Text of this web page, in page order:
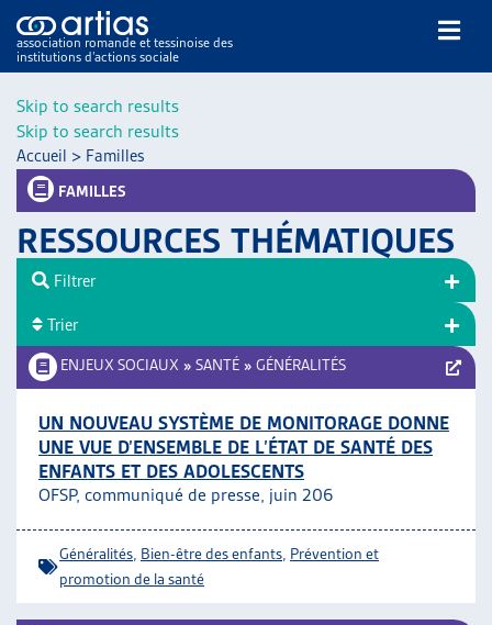
Skip to search results
Skip to search results
association romande et tessinoise des
institutions d’actions sociale
NOS PUBLICATIONS
DOSSIERS DU MOIS
VEILLE
RESSOURCES
THÉMATIQUES
GUIDE SOCIAL ROMAND
AUTRES
PROJETS ET ACTIVITÉS
Accueil > Familles
FAMILLES
RESSOURCES THÉMATIQUES
ENJEUX SOCIAUX » SANTÉ » GÉNÉRALITÉS
UN NOUVEAU SYSTÈME DE MONITORAGE DONNE
UNE VUE D’ENSEMBLE DE L’ÉTAT DE SANTÉ DES
ENFANTS ET DES ADOLESCENTS
OFSP, communiqué de presse, juin 206
Généralités Bien-être des enfants Prévention et
promotion de la santé
Filtrer
Trier